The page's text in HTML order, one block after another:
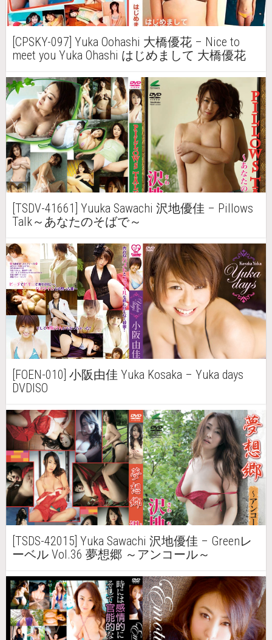
[CPSKY-097] Yuka Oohashi 大橋優花 – Nice to
meet you Yuka Ohashi はじめまして 大橋優花
[TSDV-41661] Yuuka Sawachi 沢地優佳 – Pillows
Talk～あなたのそばで～
[FOEN-010] 小阪由佳 Yuka Kosaka – Yuka days
DVDISO
[TSDS-42015] Yuka Sawachi 沢地優佳 – Greenレ
ーベル Vol.36 夢想郷 ～アンコール～